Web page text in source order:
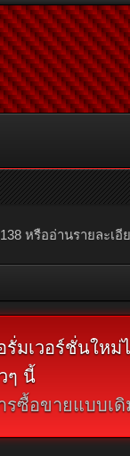
หรืออ่านรายละเ
เวอร์ชั่นให
ๆ นี้
รซื้อขายแบบเ